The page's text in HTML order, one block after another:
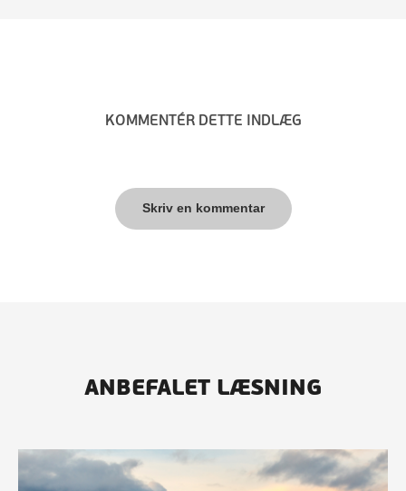
KOMMENTÉR DETTE INDLÆG
Skriv en kommentar
ANBEFALET LÆSNING